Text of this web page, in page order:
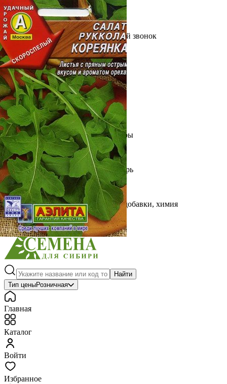
Выберите город
Обратный звонокЗаказать обратный звонок
Каталог
Семена
Грунты
Газонные травы, сидераты
Горшки, рассадники, аксессуары
Посадочный материал
Садовый инструмент, инвентарь
Консервирование
Средства защиты, удобрения, добавки, химия
Обустройство сада, декор
Найти
Тип ценыРозничная
Главная
Каталог
Войти
Избранное